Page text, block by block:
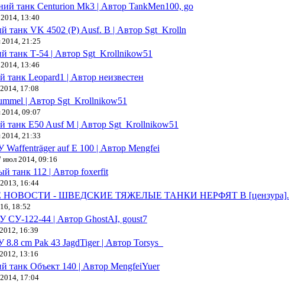
танк Centurion Mk3 | Автор TankMen100, go
13:40
танк VK 4502 (P) Ausf. B | Автор Sgt_Krolln
21:25
танк Т-54 | Автор Sgt_Krollnikow51
13:46
танк Leopard1 | Автор неизвестен
17:08
| Автор Sgt_Krollnikow51
09:07
танк E50 Ausf M | Автор Sgt_Krollnikow51
21:33
auf E 100 | Автор Mengfei
июл 2014, 09:16
танк 112 | Автор foxerfit
16:44
- ШВЕДСКИЕ ТЯЖЕЛЫЕ ТАНКИ НЕРФЯТ В [цензура].
18:52
СУ-122-44 | Автор GhostAI, goust7
16:39
cm Pak 43 JagdTiger | Автор Torsys_
13:16
танк Объект 140 | Автор MengfeiYuer
17:04